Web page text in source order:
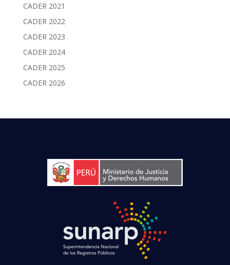
CADER 2021
CADER 2022
CADER 2023
CADER 2024
CADER 2025
CADER 2026